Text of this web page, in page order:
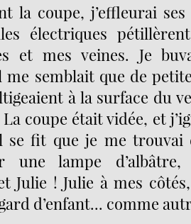
la coupe, j’effleurai
électriques
et mes veines. Je
semblait que de
à la surface du
coupe était vidée, et
se fit que je me trouvai
une lampe
Julie ! Julie à mes
d’enfant... comme